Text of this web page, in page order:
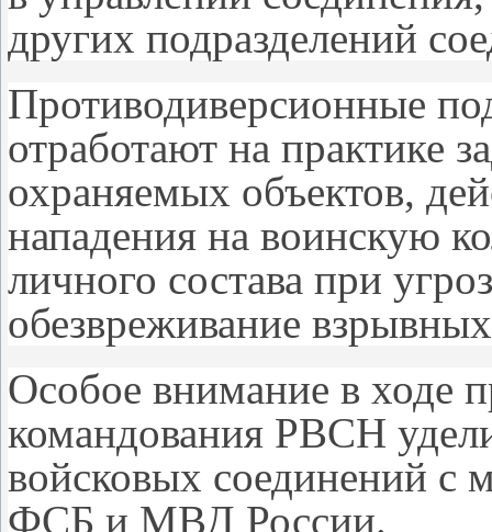
других подразделений
Противодиверсионные
отработают на практике
охраняемых объектов,
нападения на воинскую
личного состава при
обезвреживание
Особое внимание в ходе
командования РВСН
войсковых соединений
ФСБ и МВД России.